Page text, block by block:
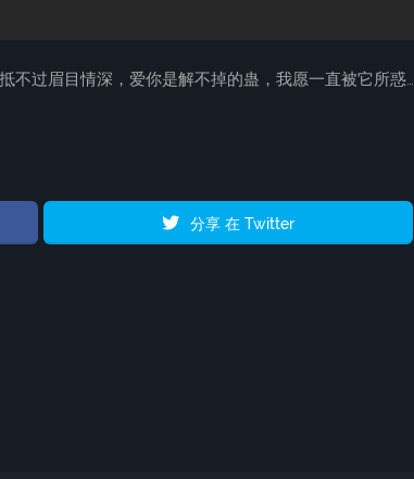
不过眉目情深，爱你是解不掉的蛊，我愿一直被它所惑…
分享 在 Twitter